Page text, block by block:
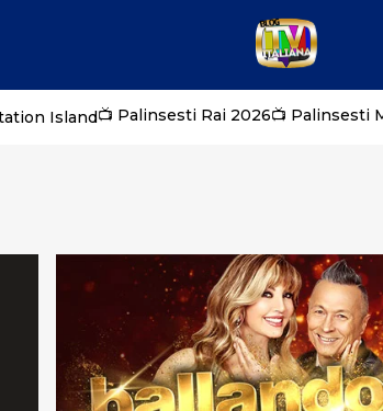
Island📺 Palinsesti Rai 2026📺 Palinsesti